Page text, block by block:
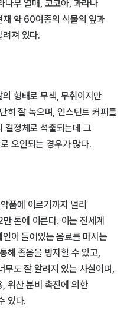
나무 열매, 코코아, 과라나
재 약 60여종의 식물의 잎과
려져 있다.
형태로 무색, 무취이지만
히 잘 녹으며, 인스턴트 커피를
결정체로 석출되는데 그
오인되는 경우가 많다.
품에 이르기까지 널리
톤에 이른다. 이는 전세계
이 들어있는 음료를 마시는
해 졸음을 방지할 수 있고,
무도 잘 알려져 있는 사실이며,
위산 분비 촉진에 의한
있다.